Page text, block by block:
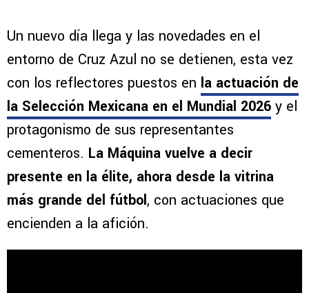
Un nuevo día llega y las novedades en el
entorno de Cruz Azul no se detienen, esta vez
con los reflectores puestos en la actuación de
la Selección Mexicana en el Mundial 2026 y el
protagonismo de sus representantes
cementeros. La Máquina vuelve a decir
presente en la élite, ahora desde la vitrina
más grande del fútbol, con actuaciones que
encienden a la afición.